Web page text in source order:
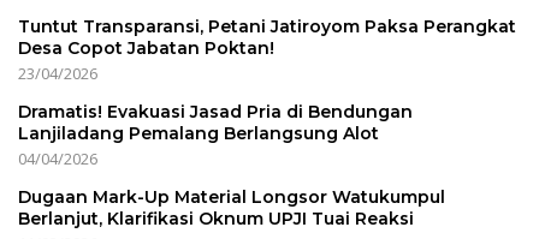
Tuntut Transparansi, Petani Jatiroyom Paksa Perangkat
Desa Copot Jabatan Poktan!
23/04/2026
Dramatis! Evakuasi Jasad Pria di Bendungan
Lanjiladang Pemalang Berlangsung Alot
04/04/2026
Dugaan Mark-Up Material Longsor Watukumpul
Berlanjut, Klarifikasi Oknum UPJI Tuai Reaksi